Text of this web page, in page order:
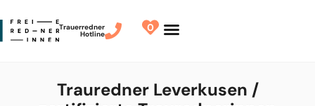
Trauerredner
Hotline
0
Trauredner Leverkusen /